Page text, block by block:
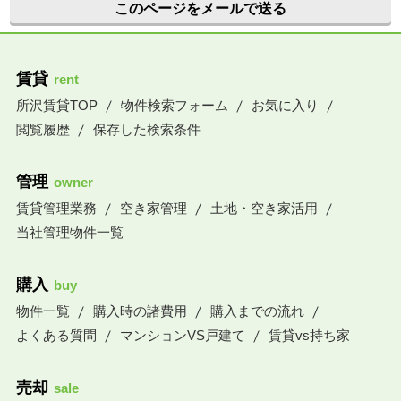
このページをメールで送る
賃貸 rent
所沢賃貸TOP
物件検索フォーム
お気に入り
閲覧履歴
保存した検索条件
管理 owner
賃貸管理業務
空き家管理
土地・空き家活用
当社管理物件一覧
購入 buy
物件一覧
購入時の諸費用
購入までの流れ
よくある質問
マンションVS戸建て 賃貸vs持ち家
売却 sale